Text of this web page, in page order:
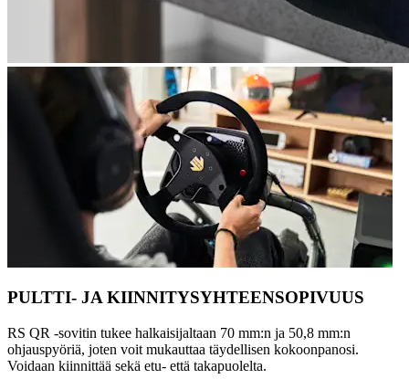
PULTTI- JA KIINNITYSYHTEENSOPIVUUS
RS QR -sovitin tukee halkaisijaltaan 70 mm:n ja 50,8 mm:n
ohjauspyöriä, joten voit mukauttaa täydellisen kokoonpanosi.
Voidaan kiinnittää sekä etu- että takapuolelta.